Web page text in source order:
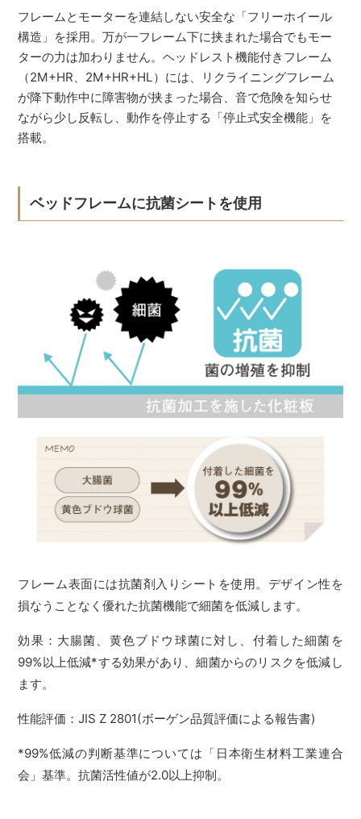
フレームとモーターを連結しない安全な「フリーホイール
構造」を採用。万が一フレーム下に挟まれた場合でもモー
ターの力は加わりません。ヘッドレスト機能付きフレーム
（2M+HR、2M+HR+HL）には、リクライニングフレーム
が降下動作中に障害物が挟まった場合、音で危険を知らせ
ながら少し反転し、動作を停止する「停止式安全機能」を
搭載。
ベッドフレームに抗菌シートを使用
フレーム表面には抗菌剤入りシートを使用。デザイン性を
損なうことなく優れた抗菌機能で細菌を低減します。
効果：大腸菌、黄色ブドウ球菌に対し、付着した細菌を
99%以上低減*する効果があり、細菌からのリスクを低減し
ます。
性能評価：JIS Z 2801(ボーゲン品質評価による報告書)
*99%低減の判断基準については「日本衛生材料工業連合
会」基準。抗菌活性値が2.0以上抑制。